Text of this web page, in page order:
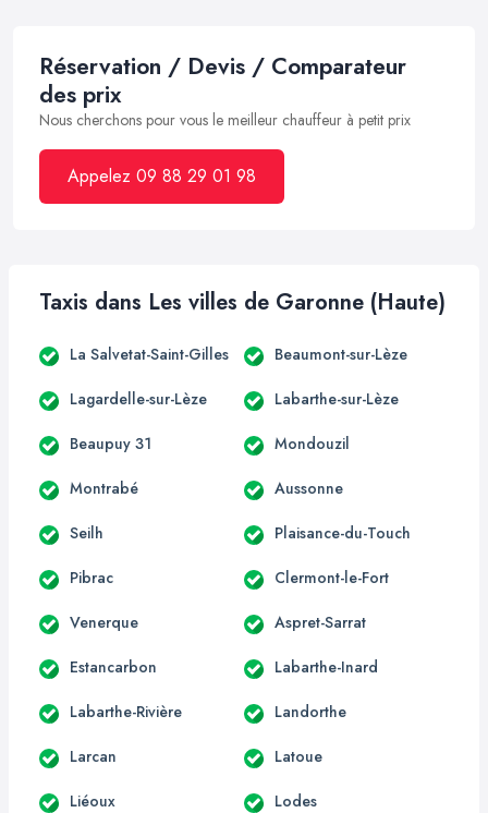
Réservation / Devis / Comparateur
des prix
Nous cherchons pour vous le meilleur chauffeur à petit prix
Appelez 09 88 29 01 98
Taxis dans Les villes de Garonne (Haute)
La Salvetat-Saint-Gilles Beaumont-sur-Lèze
Lagardelle-sur-Lèze Labarthe-sur-Lèze
Beaupuy 31 Mondouzil
Montrabé Aussonne
Seilh Plaisance-du-Touch
Pibrac Clermont-le-Fort
Venerque Aspret-Sarrat
Estancarbon Labarthe-Inard
Labarthe-Rivière Landorthe
Larcan Latoue
Liéoux Lodes